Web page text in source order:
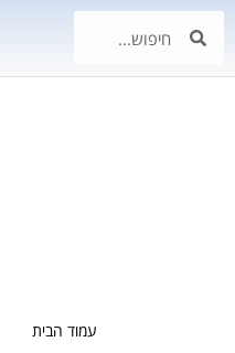
עמוד הבית